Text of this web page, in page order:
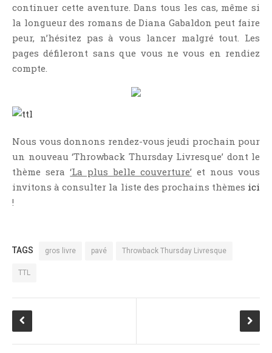
Post Apocalyptique
Rendez-Vous Livresques
Road-Book
Roman
Romance Contemporaine
SF Et Fantasy
Sociologie
Témoignage
continuer cette aventure. Dans tous les cas, même si
la longueur des romans de Diana Gabaldon peut faire
peur, n’hésitez pas à vous lancer malgré tout. Les
pages défileront sans que vous ne vous en rendiez
compte.
Nous vous donnons rendez-vous jeudi prochain pour
un nouveau ‘Throwback Thursday Livresque’ dont le
thème sera‘La plus belle couverture’ et nous vous
invitons à consulter la liste des prochains thèmes ici
!
TAGS gros livre pavé Throwback Thursday Livresque
TTL